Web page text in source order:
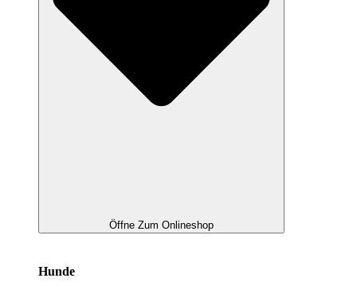
Öffne Zum Onlineshop
Hunde